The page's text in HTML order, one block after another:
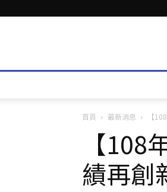
首頁 最新消息 【
【
績再創